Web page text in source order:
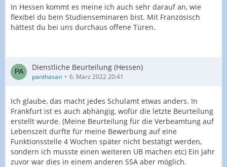
In Hessen kommt es meine ich auch sehr darauf an, wie
flexibel du bein Studienseminaren bist. Mit Französisch
hättest du bei uns durchaus offene Türen.
Dienstliche Beurteilung (Hessen)
panthasan 6. März 2022 20:41
Ich glaube, das macht jedes Schulamt etwas anders. In
Frankfurt ist es auch abhängig, wofür die letzte Beurteilung
erstellt wurde. (Meine Beurteilung für die Verbeamtung auf
Lebenszeit durfte für meine Bewerbung auf eine
Funktionsstelle 4 Wochen später nicht bestätigt werden,
sondern ich musste einen weiteren UB machen etc) Ein Jahr
zuvor war dies in einem anderen SSA aber möglich.